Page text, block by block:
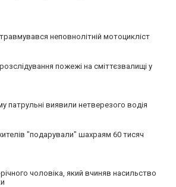
неповнолітній мотоцикліст
пожежі на сміттєзвалищі у
патрульні виявили нетверезого водія
"подарували" шахраям 60 тисяч
чоловіка, який вчиняв насильство